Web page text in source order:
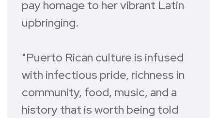
pay homage to her vibrant Latin
upbringing.
"Puerto Rican culture is infused
with infectious pride, richness in
community, food, music, and a
history that is worth being told